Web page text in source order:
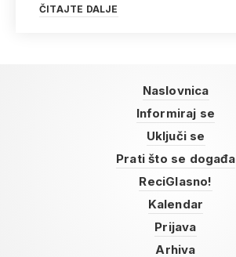
ČITAJTE DALJE
Naslovnica
Informiraj se
Uključi se
Prati što se događa
ReciGlasno!
Kalendar
Prijava
Arhiva